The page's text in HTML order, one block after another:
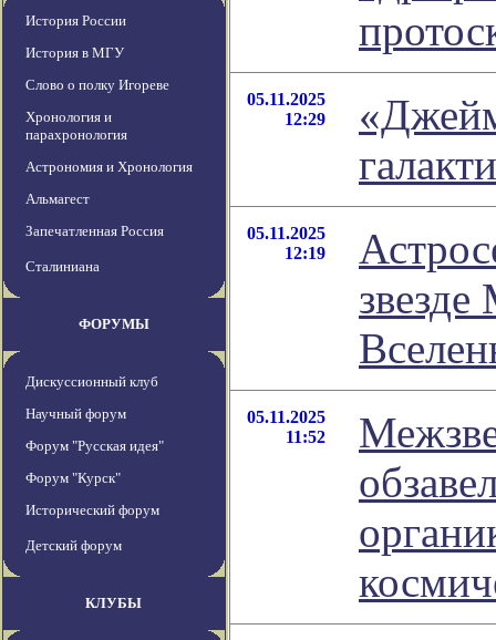
История России
История в МГУ
Слово о полку Игореве
Хронология и
парахронология
Астрономия и Хронология
Альмагест
Запечатленная Россия
Сталиниана
ФОРУМЫ
Дискуссионный клуб
Научный форум
Форум "Русская идея"
Форум "Курск"
Исторический форум
Детский форум
КЛУБЫ
05.11.2025
12:29
05.11.2025
12:19
05.11.2025
11:52